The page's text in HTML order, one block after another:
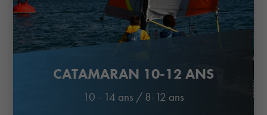
CATAMARAN 10-12 ANS
10 - 14 ans / 8-12 ans